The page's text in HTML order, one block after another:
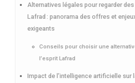
Alternatives légales pour regarder
Lafrad : panorama des offres et
exigeants
Conseils pour choisir une
l’esprit Lafrad
Impact de l’intelligence artificielle sur